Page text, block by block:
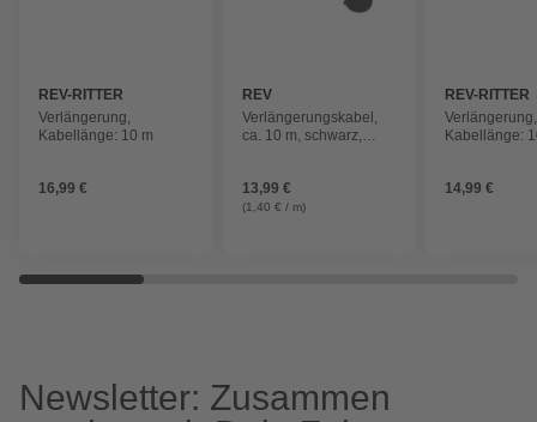
REV-RITTER
Verlängerung,
Kabellänge: 10 m
16,99 €
REV
Verlängerungskabel,
ca. 10 m, schwarz,
13,99 €
(1,40 € / m)
REV-RITTER
Verlängerung,
Kabellänge:
14,99 €
Newsletter: Zusammen